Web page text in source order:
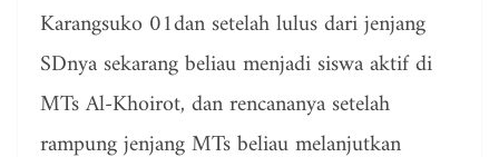
Karangsuko 01dan setelah lulus dari jenjang
SDnya sekarang beliau menjadi siswa aktif di
MTs Al-Khoirot, dan rencananya setelah
rampung jenjang MTs beliau melanjutkan